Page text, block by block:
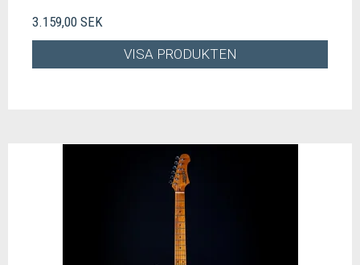
3.159,00 SEK
VISA PRODUKTEN